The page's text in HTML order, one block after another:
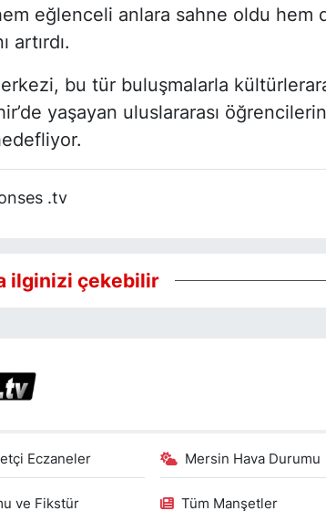
eğlenceli anlara sahne oldu hem
artırdı.
bu tür buluşmalarla
yaşayan uluslararası
.tv
ilginizi çekebilir
Eczaneler Mersin Hava Durumu
ve Fikstür Tüm Manşetler